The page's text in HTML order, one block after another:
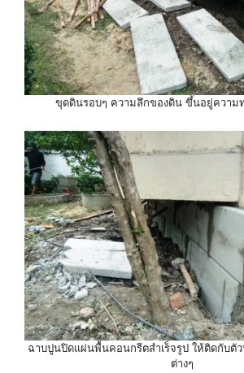
ขุดดินรอบๆ ความลึกของดิน ขึ้นอยู่ความ
ฉาบปูนปิดแผ่นพื้นคอนกรีตสำเร็จรูป ให้ติดกับตั
ต่างๆ